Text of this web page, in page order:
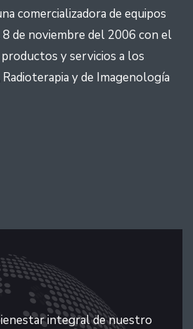
comercializadora de equipos
8 de noviembre del 2006 con el
y servicios a los
y de Imagenología
integral de nuestro